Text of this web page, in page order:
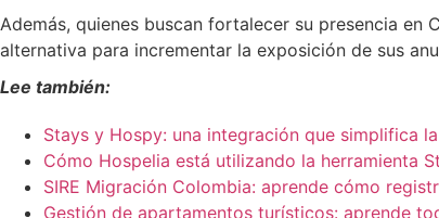
Además, quienes buscan fortalecer su presencia en
alternativa para incrementar la exposición de sus
Lee también:
Stays y Hospy: una integración que simplifica
Cómo Hospelia está utilizando la herramienta
SIRE Migración Colombia: aprende cómo
Gestión de apartamentos turísticos: aprende